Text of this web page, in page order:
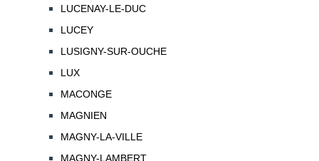
LUCENAY-LE-DUC
LUCEY
LUSIGNY-SUR-OUCHE
LUX
MACONGE
MAGNIEN
MAGNY-LA-VILLE
MAGNY-LAMBERT